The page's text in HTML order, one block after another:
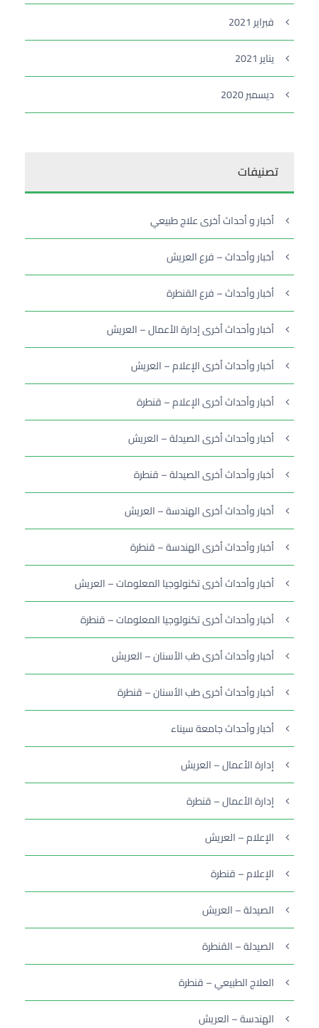
فبراير 2021
يناير 2021
ديسمبر 2020
تصنيفات
أخبار و أحداث أخرى علاج طبيعي
أخبار وأحداث – فرع العريش
أخبار وأحداث – فرع القنطرة
أخبار وأحداث أخرى إدارة الأعمال – العريش
أخبار وأحداث أخرى الإعلام – العريش
أخبار وأحداث أخرى الإعلام – قنطرة
أخبار وأحداث أخرى الصيدلة – العريش
أخبار وأحداث أخرى الصيدلة – قنطرة
أخبار وأحداث أخرى الهندسة – العريش
أخبار وأحداث أخرى الهندسة – قنطرة
أخبار وأحداث أخرى تكنولوجيا المعلومات – العريش
أخبار وأحداث أخرى تكنولوجيا المعلومات – قنطرة
أخبار وأحداث أخرى طب الأسنان – العريش
أخبار وأحداث أخرى طب الأسنان – قنطرة
أخبار وأحداث جامعة سيناء
إدارة الأعمال – العريش
إدارة الأعمال – قنطرة
الإعلام – العريش
الإعلام – قنطرة
الصيدلة – العريش
الصيدلة – القنطرة
العلاج الطبيعي – قنطرة
الهندسة – العريش